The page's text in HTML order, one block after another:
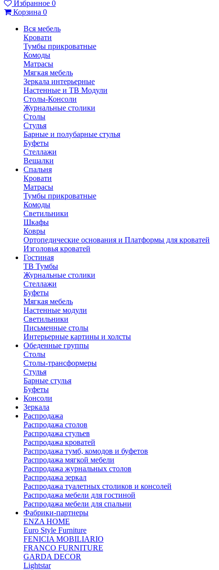
Избранное 0
Корзина 0
Вся мебель
Кровати
Тумбы прикроватные
Комоды
Матрасы
Мягкая мебель
Зеркала интерьерные
Настенные и ТВ Модули
Столы-Консоли
Журнальные столики
Столы
Стулья
Барные и полубарные стулья
Буфеты
Стеллажи
Вешалки
Cпальня
Кровати
Матрасы
Тумбы прикроватные
Комоды
Светильники
Шкафы
Ковры
Ортопедические основания и Платформы для кроватей
Изголовья кроватей
Гостиная
ТВ Тумбы
Журнальные столики
Стеллажи
Буфеты
Мягкая мебель
Настенные модули
Светильники
Письменные столы
Интерьерные картины и холсты
Обеденные группы
Столы
Столы-трансформеры
Стулья
Барные стулья
Буфеты
Консоли
Зеркала
Распродажа
Распродажа столов
Распродажа стульев
Распродажа кроватей
Распродажа тумб, комодов и буфетов
Распродажа мягкой мебели
Распродажа журнальных столов
Распродажа зеркал
Распродажа туалетных столиков и консолей
Распродажа мебели для гостиной
Распродажа мебели для спальни
Фабрики-партнеры
ENZA HOME
Euro Style Furniture
FENICIA MOBILIARIO
FRANCO FURNITURE
GARDA DECOR
Lightstar